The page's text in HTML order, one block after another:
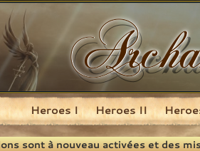
Heroes I Heroes II
sont à nouveau activées et des